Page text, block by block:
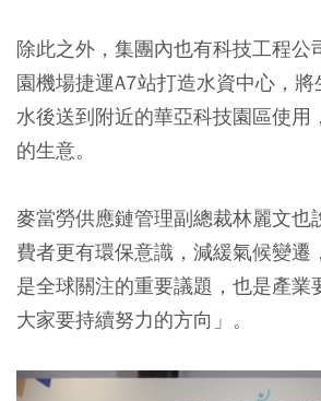
除此之外，集團內也有科技工程公
園機場捷運A7站打造水資中心，
水後送到附近的華亞科技園區使用
的生意。
麥當勞供應鏈管理副總裁林麗文也
費者更有環保意識，減緩氣候變遷
是全球關注的重要議題，也是產業
大家要持續努力的方向」。